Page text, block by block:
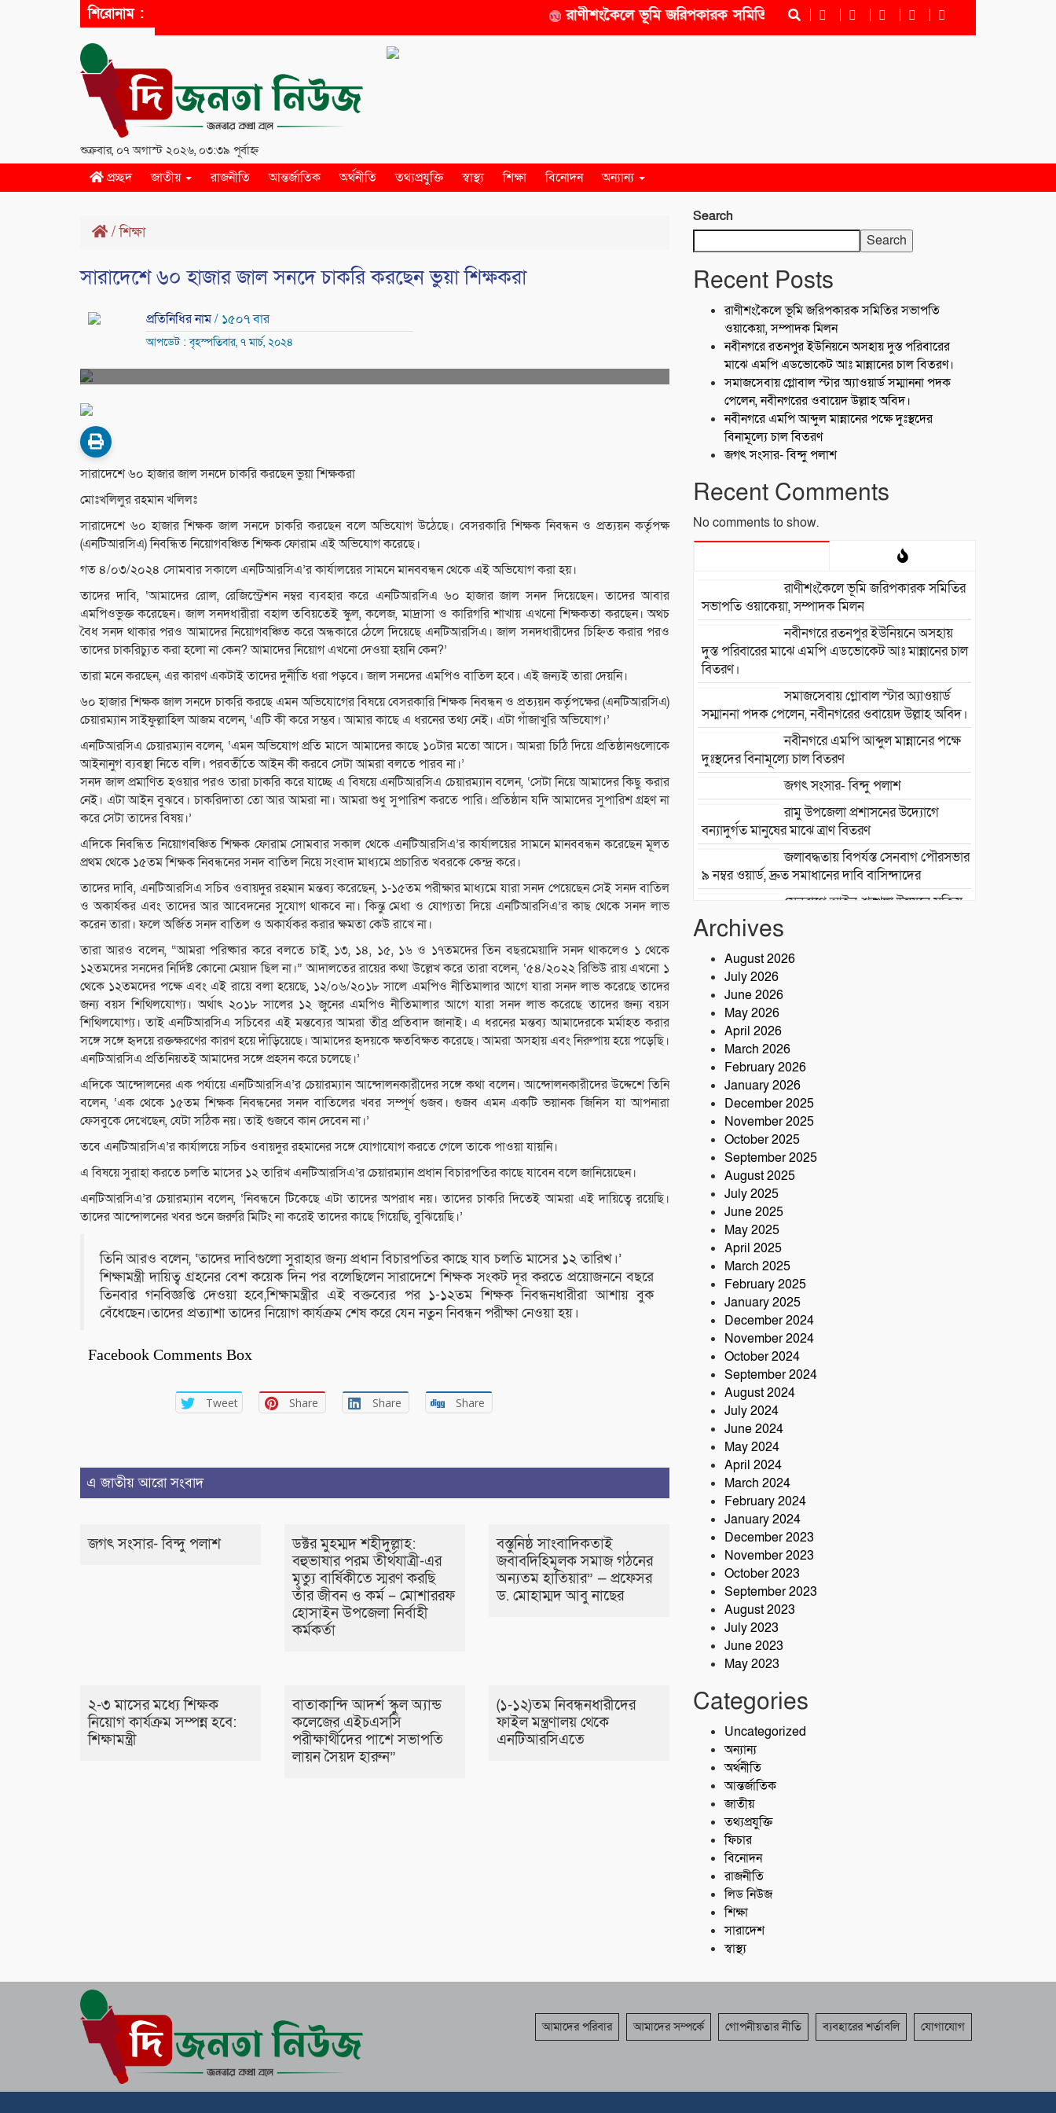
শিরোনাম : রাণীশংকৈলে ভূমি জরিপকারক সমিতির সভাপতি ওয়াকেয়া, সম্পাদক মিলন
শুক্রবার, ০৭ অগাস্ট ২০২৬, ০৩:৩৯ পূর্বাহ্ন
প্রচ্ছদ জাতীয় রাজনীতি আন্তর্জাতিক অর্থনীতি তথ্যপ্রযুক্তি স্বাস্থ্য শিক্ষা বিনোদন অন্যান্য
/শিক্ষা
সারাদেশে ৬০ হাজার জাল সনদে চাকরি করছেন ভুয়া শিক্ষকরা
প্রতিনিধির নাম/ ১৫০৭ বার
আপডেট : বৃহস্পতিবার, ৭ মার্চ, ২০২৪
সারাদেশে ৬০ হাজার জাল সনদে চাকরি করছেন ভুয়া শিক্ষকরা
মোঃখলিলুর রহমান খলিলঃ
সারাদেশে ৬০ হাজার শিক্ষক জাল সনদে চাকরি করছেন বলে অভিযোগ উঠেছে। বেসরকারি শিক্ষক নিবন্ধন ও প্রত্যয়ন কর্তৃপক্ষ
(এনটিআরসিএ) নিবন্ধিত নিয়োগবঞ্চিত শিক্ষক ফোরাম এই অভিযোগ করেছে।
গত ৪/০৩/২০২৪ সোমবার সকালে এনটিআরসিএ’র কার্যালয়ের সামনে মানববন্ধন থেকে এই অভিযোগ করা হয়।
তাদের দাবি, ‘আমাদের রোল, রেজিস্ট্রেশন নম্বর ব্যবহার করে এনটিআরসিএ ৬০ হাজার জাল সনদ দিয়েছেন। তাদের আবার
এমপিওভুক্ত করেছেন। জাল সনদধারীরা বহাল তবিয়তেই স্কুল, কলেজ, মাদ্রাসা ও কারিগরি শাখায় এখনো শিক্ষকতা করছেন। অথচ
বৈধ সনদ থাকার পরও আমাদের নিয়োগবঞ্চিত করে অন্ধকারে ঠেলে দিয়েছে এনটিআরসিএ। জাল সনদধারীদের চিহ্নিত করার পরও
তাদের চাকরিচ্যুত করা হলো না কেন? আমাদের নিয়োগ এখনো দেওয়া হয়নি কেন?’
তারা মনে করছেন, এর কারণ একটাই তাদের দুর্নীতি ধরা পড়বে। জাল সনদের এমপিও বাতিল হবে। এই জন্যই তারা দেয়নি।
৬০ হাজার শিক্ষক জাল সনদে চাকরি করছে এমন অভিযোগের বিষয়ে বেসরকারি শিক্ষক নিবন্ধন ও প্রত্যয়ন কর্তৃপক্ষের (এনটিআরসিএ)
চেয়ারম্যান সাইফুল্লাহিল আজম বলেন, ‘এটি কী করে সম্ভব। আমার কাছে এ ধরনের তথ্য নেই। এটা গাঁজাখুরি অভিযোগ।’
এনটিআরসিএ চেয়ারম্যান বলেন, ‘এমন অভিযোগ প্রতি মাসে আমাদের কাছে ১০টার মতো আসে। আমরা চিঠি দিয়ে প্রতিষ্ঠানগুলোকে
আইনানুগ ব্যবস্থা নিতে বলি। পরবর্তীতে আইন কী করবে সেটা আমরা বলতে পারব না।’
সনদ জাল প্রমাণিত হওয়ার পরও তারা চাকরি করে যাচ্ছে এ বিষয়ে এনটিআরসিএ চেয়ারম্যান বলেন, ‘সেটা নিয়ে আমাদের কিছু করার
নেই। এটা আইন বুঝবে। চাকরিদাতা তো আর আমরা না। আমরা শুধু সুপারিশ করতে পারি। প্রতিষ্ঠান যদি আমাদের সুপারিশ গ্রহণ না
করে সেটা তাদের বিষয়।’
এদিকে নিবন্ধিত নিয়োগবঞ্চিত শিক্ষক ফোরাম সোমবার সকাল থেকে এনটিআরসিএ’র কার্যালয়ের সামনে মানববন্ধন করেছেন মূলত
প্রথম থেকে ১৫তম শিক্ষক নিবন্ধনের সনদ বাতিল নিয়ে সংবাদ মাধ্যমে প্রচারিত খবরকে কেন্দ্র করে।
তাদের দাবি, এনটিআরসিএ সচিব ওবায়দুর রহমান মন্তব্য করেছেন, ১-১৫তম পরীক্ষার মাধ্যমে যারা সনদ পেয়েছেন সেই সনদ বাতিল
ও অকার্যকর এবং তাদের আর আবেদনের সুযোগ থাকবে না। কিন্তু মেধা ও যোগ্যতা দিয়ে এনটিআরসিএ’র কাছ থেকে সনদ লাভ
করেন তারা। ফলে অর্জিত সনদ বাতিল ও অকার্যকর করার ক্ষমতা কেউ রাখে না।
তারা আরও বলেন, “আমরা পরিষ্কার করে বলতে চাই, ১৩, ১৪, ১৫, ১৬ ও ১৭তমদের তিন বছরমেয়াদি সনদ থাকলেও ১ থেকে
১২তমদের সনদের নির্দিষ্ট কোনো মেয়াদ ছিল না।” আদালতের রায়ের কথা উল্লেখ করে তারা বলেন, ‘৫৪/২০২২ রিভিউ রায় এখনো ১
থেকে ১২তমদের পক্ষে এবং এই রায়ে বলা হয়েছে, ১২/০৬/২০১৮ সালে এমপিও নীতিমালার আগে যারা সনদ লাভ করেছে তাদের
জন্য বয়স শিথিলযোগ্য। অর্থাৎ ২০১৮ সালের ১২ জুনের এমপিও নীতিমালার আগে যারা সনদ লাভ করেছে তাদের জন্য বয়স
শিথিলযোগ্য। তাই এনটিআরসিএ সচিবের এই মন্তব্যের আমরা তীব্র প্রতিবাদ জানাই। এ ধরনের মন্তব্য আমাদেরকে মর্মাহত করার
সঙ্গে সঙ্গে হৃদয়ে রক্তক্ষরণের কারণ হয়ে দাঁড়িয়েছে। আমাদের হৃদয়কে ক্ষতবিক্ষত করেছে। আমরা অসহায় এবং নিরুপায় হয়ে পড়েছি।
এনটিআরসিএ প্রতিনিয়তই আমাদের সঙ্গে প্রহসন করে চলেছে।’
এদিকে আন্দোলনের এক পর্যায়ে এনটিআরসিএ’র চেয়ারম্যান আন্দোলনকারীদের সঙ্গে কথা বলেন। আন্দোলনকারীদের উদ্দেশে তিনি
বলেন, ‘এক থেকে ১৫তম শিক্ষক নিবন্ধনের সনদ বাতিলের খবর সম্পূর্ণ গুজব। গুজব এমন একটি ভয়ানক জিনিস যা আপনারা
ফেসবুকে দেখেছেন, যেটা সঠিক নয়। তাই গুজবে কান দেবেন না।’
তবে এনটিআরসিএ’র কার্যালয়ে সচিব ওবায়দুর রহমানের সঙ্গে যোগাযোগ করতে গেলে তাকে পাওয়া যায়নি।
এ বিষয়ে সুরাহা করতে চলতি মাসের ১২ তারিখ এনটিআরসিএ’র চেয়ারম্যান প্রধান বিচারপতির কাছে যাবেন বলে জানিয়েছেন।
এনটিআরসিএ’র চেয়ারম্যান বলেন, ‘নিবন্ধনে টিকেছে এটা তাদের অপরাধ নয়। তাদের চাকরি দিতেই আমরা এই দায়িত্বে রয়েছি।
তাদের আন্দোলনের খবর শুনে জরুরি মিটিং না করেই তাদের কাছে গিয়েছি, বুঝিয়েছি।’
তিনি আরও বলেন, ‘তাদের দাবিগুলো সুরাহার জন্য প্রধান বিচারপতির কাছে যাব চলতি মাসের ১২ তারিখ।’
শিক্ষামন্ত্রী দায়িত্ব গ্রহনের বেশ কয়েক দিন পর বলেছিলেন সারাদেশে শিক্ষক সংকট দূর করতে প্রয়োজননে বছরে
তিনবার গনবিজ্ঞপ্তি দেওয়া হবে,শিক্ষামন্ত্রীর এই বক্তব্যের পর ১-১২তম শিক্ষক নিবন্ধনধারীরা আশায় বুক
বেঁধেছেন।তাদের প্রত্যাশা তাদের নিয়োগ কার্যক্রম শেষ করে যেন নতুন নিবন্ধন পরীক্ষা নেওয়া হয়।
Facebook Comments Box
Tweet Share Share Share
এ জাতীয় আরো সংবাদ
জগৎ সংসার- বিন্দু পলাশ
ডক্টর মুহম্মদ শহীদুল্লাহ:
বহুভাষার পরম তীর্থযাত্রী-এর
মৃত্যু বার্ষিকীতে স্মরণ করছি
তাঁর জীবন ও কর্ম – মোশাররফ
হোসাইন উপজেলা নির্বাহী
কর্মকর্তা
বস্তুনিষ্ঠ সাংবাদিকতাই
জবাবদিহিমূলক সমাজ গঠনের
অন্যতম হাতিয়ার” — প্রফেসর
ড. মোহাম্মদ আবু নাছের
২-৩ মাসের মধ্যে শিক্ষক
নিয়োগ কার্যক্রম সম্পন্ন হবে:
শিক্ষামন্ত্রী
বাতাকান্দি আদর্শ স্কুল অ্যান্ড
কলেজের এইচএসসি
পরীক্ষার্থীদের পাশে সভাপতি
লায়ন সৈয়দ হারুন”
(১-১২)তম নিবন্ধনধারীদের
ফাইল মন্ত্রণালয় থেকে
এনটিআরসিএতে
Search
Search
Recent Posts
রাণীশংকৈলে ভূমি জরিপকারক সমিতির সভাপতি
ওয়াকেয়া, সম্পাদক মিলন
নবীনগরে রতনপুর ইউনিয়নে অসহায় দুস্ত পরিবারের
মাঝে এমপি এডভোকেট আঃ মান্নানের চাল বিতরণ।
সমাজসেবায় গ্লোবাল স্টার অ্যাওয়ার্ড সম্মাননা পদক
পেলেন, নবীনগরের ওবায়েদ উল্লাহ অবিদ।
নবীনগরে এমপি আব্দুল মান্নানের পক্ষে দুঃস্থদের
বিনামূল্যে চাল বিতরণ
জগৎ সংসার- বিন্দু পলাশ
Recent Comments
No comments to show.
রাণীশংকৈলে ভূমি জরিপকারক সমিতির
সভাপতি ওয়াকেয়া, সম্পাদক মিলন
নবীনগরে রতনপুর ইউনিয়নে অসহায়
দুস্ত পরিবারের মাঝে এমপি এডভোকেট আঃ মান্নানের চাল
বিতরণ।
সমাজসেবায় গ্লোবাল স্টার অ্যাওয়ার্ড
সম্মাননা পদক পেলেন, নবীনগরের ওবায়েদ উল্লাহ অবিদ।
নবীনগরে এমপি আব্দুল মান্নানের পক্ষে
দুঃস্থদের বিনামূল্যে চাল বিতরণ
জগৎ সংসার- বিন্দু পলাশ
রামু উপজেলা প্রশাসনের উদ্যোগে
বন্যাদুর্গত মানুষের মাঝে ত্রাণ বিতরণ
জলাবদ্ধতায় বিপর্যস্ত সেনবাগ পৌরসভার
৯ নম্বর ওয়ার্ড, দ্রুত সমাধানের দাবি বাসিন্দাদের
সেনবাগে আইন-শৃঙ্খলা উন্নয়নে সক্রিয়
পুলিশ, নেতৃত্বে ওসি আবদুর রহিম
লোকনাথ ধামে ১৫ দিনব্যাপী তারকব্রহ্ম
Archives
August 2026
July 2026
June 2026
May 2026
April 2026
March 2026
February 2026
January 2026
December 2025
November 2025
October 2025
September 2025
August 2025
July 2025
June 2025
May 2025
April 2025
March 2025
February 2025
January 2025
December 2024
November 2024
October 2024
September 2024
August 2024
July 2024
June 2024
May 2024
April 2024
March 2024
February 2024
January 2024
December 2023
November 2023
October 2023
September 2023
August 2023
July 2023
June 2023
May 2023
Categories
Uncategorized
অন্যান্য
অর্থনীতি
আন্তর্জাতিক
জাতীয়
তথ্যপ্রযুক্তি
ফিচার
বিনোদন
রাজনীতি
লিড নিউজ
শিক্ষা
সারাদেশ
স্বাস্থ্য
আমাদের পরিবার আমাদের সম্পর্কে গোপনীয়তার নীতি ব্যবহারের শর্তাবলি যোগাযোগ